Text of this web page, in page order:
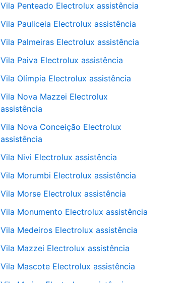
Vila Penteado Electrolux assistência
Vila Pauliceia Electrolux assistência
Vila Palmeiras Electrolux assistência
Vila Paiva Electrolux assistência
Vila Olímpia Electrolux assistência
Vila Nova Mazzei Electrolux
assistência
Vila Nova Conceição Electrolux
assistência
Vila Nivi Electrolux assistência
Vila Morumbi Electrolux assistência
Vila Morse Electrolux assistência
Vila Monumento Electrolux assistência
Vila Medeiros Electrolux assistência
Vila Mazzei Electrolux assistência
Vila Mascote Electrolux assistência